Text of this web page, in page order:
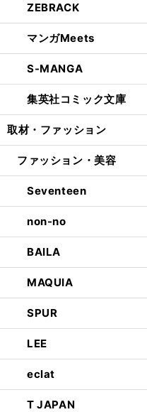
ZEBRACK
マンガMeets
S-MANGA
集英社コミック文庫
取材・ファッション
ファッション・美容
Seventeen
non-no
BAILA
MAQUIA
SPUR
LEE
eclat
T JAPAN